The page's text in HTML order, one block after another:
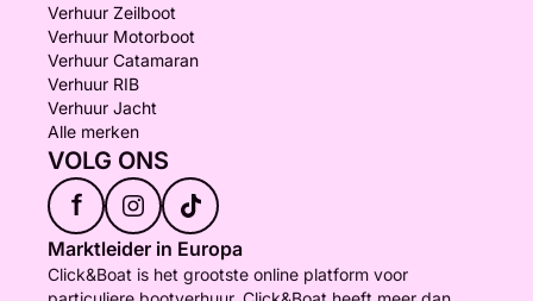
Verhuur Zeilboot
Verhuur Motorboot
Verhuur Catamaran
Verhuur RIB
Verhuur Jacht
Alle merken
VOLG ONS
f
Marktleider in Europa
Click&Boat is het grootste online platform voor